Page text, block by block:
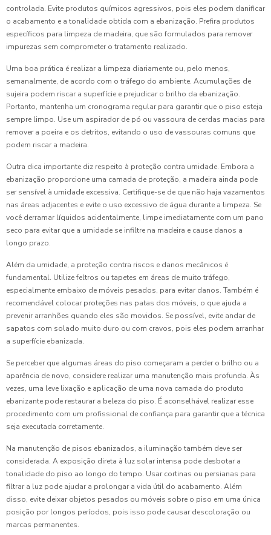
controlada. Evite produtos químicos agressivos, pois eles podem danificar
o acabamento e a tonalidade obtida com a ebanização. Prefira produtos
específicos para limpeza de madeira, que são formulados para remover
impurezas sem comprometer o tratamento realizado.
Uma boa prática é realizar a limpeza diariamente ou, pelo menos,
semanalmente, de acordo com o tráfego do ambiente. Acumulações de
sujeira podem riscar a superfície e prejudicar o brilho da ebanização.
Portanto, mantenha um cronograma regular para garantir que o piso esteja
sempre limpo. Use um aspirador de pó ou vassoura de cerdas macias para
remover a poeira e os detritos, evitando o uso de vassouras comuns que
podem riscar a madeira.
Outra dica importante diz respeito à proteção contra umidade. Embora a
ebanização proporcione uma camada de proteção, a madeira ainda pode
ser sensível à umidade excessiva. Certifique-se de que não haja vazamentos
nas áreas adjacentes e evite o uso excessivo de água durante a limpeza. Se
você derramar líquidos acidentalmente, limpe imediatamente com um pano
seco para evitar que a umidade se infiltre na madeira e cause danos a
longo prazo.
Além da umidade, a proteção contra riscos e danos mecânicos é
fundamental. Utilize feltros ou tapetes em áreas de muito tráfego,
especialmente embaixo de móveis pesados, para evitar danos. Também é
recomendável colocar proteções nas patas dos móveis, o que ajuda a
prevenir arranhões quando eles são movidos. Se possível, evite andar de
sapatos com solado muito duro ou com cravos, pois eles podem arranhar
a superfície ebanizada.
Se perceber que algumas áreas do piso começaram a perder o brilho ou a
aparência de novo, considere realizar uma manutenção mais profunda. Às
vezes, uma leve lixação e aplicação de uma nova camada do produto
ebanizante pode restaurar a beleza do piso. É aconselhável realizar esse
procedimento com um profissional de confiança para garantir que a técnica
seja executada corretamente.
Na manutenção de pisos ebanizados, a iluminação também deve ser
considerada. A exposição direta à luz solar intensa pode desbotar a
tonalidade do piso ao longo do tempo. Usar cortinas ou persianas para
filtrar a luz pode ajudar a prolongar a vida útil do acabamento. Além
disso, evite deixar objetos pesados ou móveis sobre o piso em uma única
posição por longos períodos, pois isso pode causar descoloração ou
marcas permanentes.